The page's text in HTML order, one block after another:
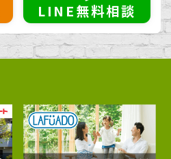
LINE無料相談